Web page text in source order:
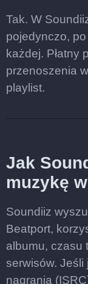
Tak. W
pojedynczo,
każdej. Płatny
przenoszenia
playlist.
Jak
muzykę
Soundiiz
Beatport,
albumu, czasu
serwisów. Jeśli
nagrania